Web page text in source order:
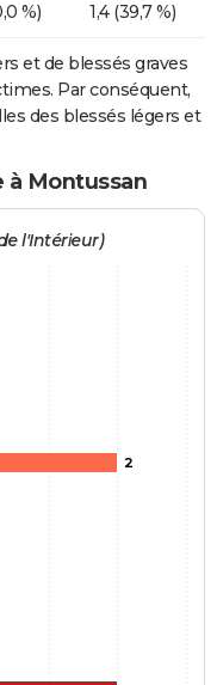
%) 1,4 (39,7 %)
et de blessés graves
Par conséquent,
des blessés légers et
Montussan
l'Intérieur)
2